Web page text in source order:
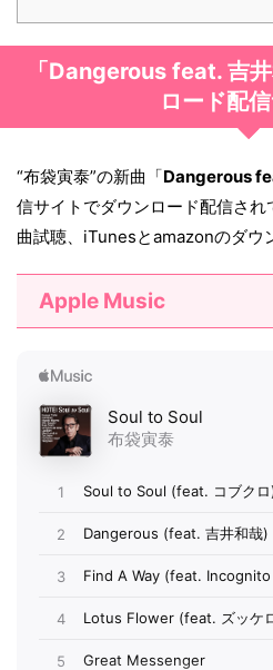
「Dangerous feat. 吉
ロード配
“布袋寅泰”の新曲「Dangerous
信サイトでダウンロード配信さ
曲試聴、iTunesとamazonのダウ
Apple Music